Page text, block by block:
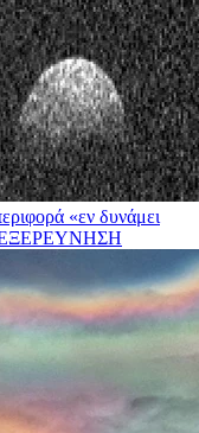
«εν δυνάμει